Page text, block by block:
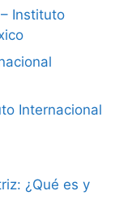
– Instituto
Internacional
¿Qué es y